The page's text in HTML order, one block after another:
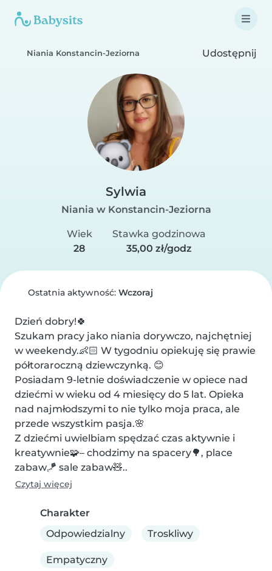
Niania Konstancin-Jeziorna Udostępnij
Sylwia
Niania w Konstancin-Jeziorna
Wiek
28
Stawka godzinowa
35,00 zł/godz
Ostatnia aktywność: Wczoraj
Dzień dobry!🍀
Szukam pracy jako niania dorywczo, najchętniej
w weekendy.👶🏻 W tygodniu opiekuję się prawie
półtoraroczną dziewczynką. 😊
Posiadam 9-letnie doświadczenie w opiece nad
dziećmi w wieku od 4 miesięcy do 5 lat. Opieka
nad najmłodszymi to nie tylko moja praca, ale
przede wszystkim pasja.🌸
Z dziećmi uwielbiam spędzać czas aktywnie i
kreatywnie🧩– chodzimy na spacery🌳, place
zabaw🪁 sale zabaw🧸..
Czytaj więcej
Charakter
Odpowiedzialny
Troskliwy
Empatyczny